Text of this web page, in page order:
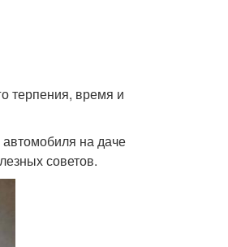
терпения, время и
автомобиля на даче
советов.